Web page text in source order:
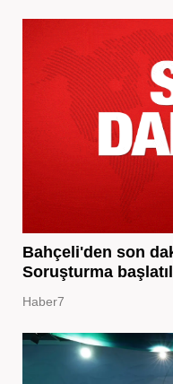
Bahçeli'den son
Soruşturma
Haber7